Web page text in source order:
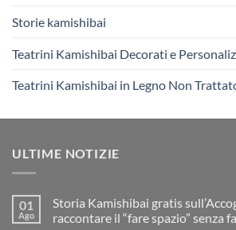
Storie kamishibai
Teatrini Kamishibai Decorati e
Teatrini Kamishibai in Legno Non
ULTIME NOTIZIE
01
Ago
Storia Kamishibai gratis
raccontare il “fare spazio” senza